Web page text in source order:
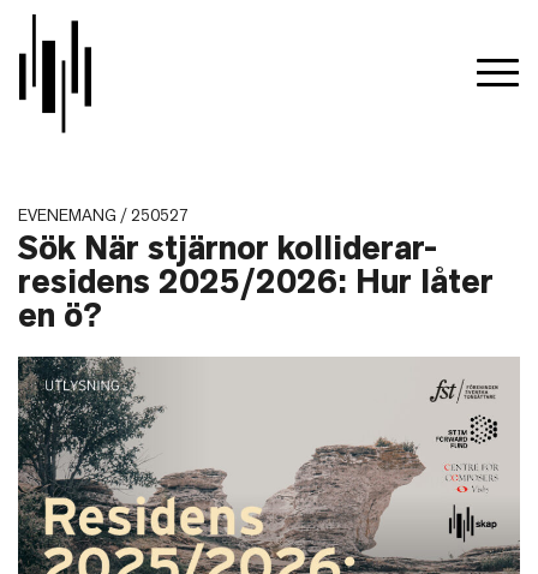
EVENEMANG / 250527
Sök När stjärnor kolliderar-
residens 2025/2026: Hur låter
en ö?